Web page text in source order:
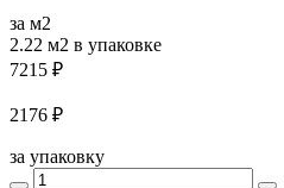
за м2
2.22 м2 в упаковке
7215 ₽
2176 ₽
за упаковку